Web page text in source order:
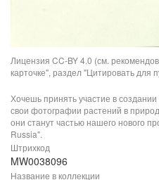
Лицензия CC-BY 4.0 (см.
карточке", раздел "Цитировать для
Хочешь принять участие в
свои фотографии растений в
они станут частью нашего нового
Russia".
Штрихкод
MW0038096
Название в коллекции